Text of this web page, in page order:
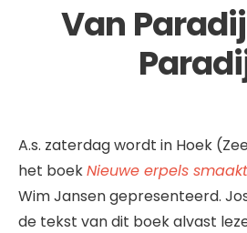
Van
A.s. zaterdag wordt in Hoek
het boekNieuwe erpels
Wim Jansen gepresenteerd.
de tekst van dit boek alvast